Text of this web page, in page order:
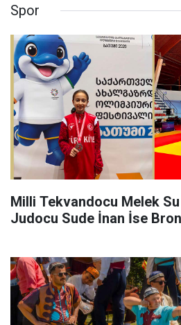
Spor
Milli Tekvandocu Melek
Judocu Sude İnan İse